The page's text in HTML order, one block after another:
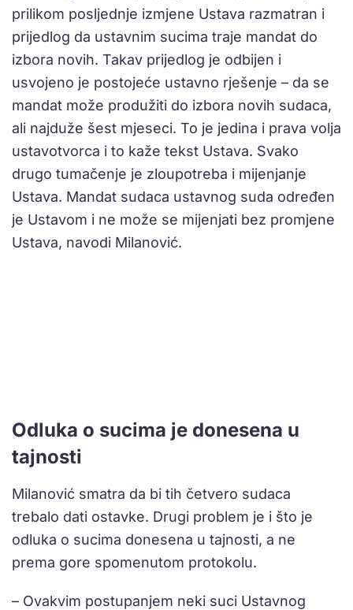
prilikom posljednje izmjene Ustava razmatran i
prijedlog da ustavnim sucima traje mandat do
izbora novih. Takav prijedlog je odbijen i
usvojeno je postojeće ustavno rješenje – da se
mandat može produžiti do izbora novih sudaca,
ali najduže šest mjeseci. To je jedina i prava volja
ustavotvorca i to kaže tekst Ustava. Svako
drugo tumačenje je zloupotreba i mijenjanje
Ustava. Mandat sudaca ustavnog suda određen
je Ustavom i ne može se mijenjati bez promjene
Ustava, navodi Milanović.
Odluka o sucima je donesena u
tajnosti
Milanović smatra da bi tih četvero sudaca
trebalo dati ostavke. Drugi problem je i što je
odluka o sucima donesena u tajnosti, a ne
prema gore spomenutom protokolu.
– Ovakvim postupanjem neki suci Ustavnog